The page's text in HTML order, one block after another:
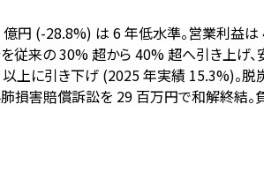
円 (-28.8%) は 6 年低水準。営業利益
来の 30% 超から 40% 超へ引き上げ、
上に引き下げ (2025 年実績 15.3%)。脱
損害賠償訴訟を 29 百万円で和解終結。